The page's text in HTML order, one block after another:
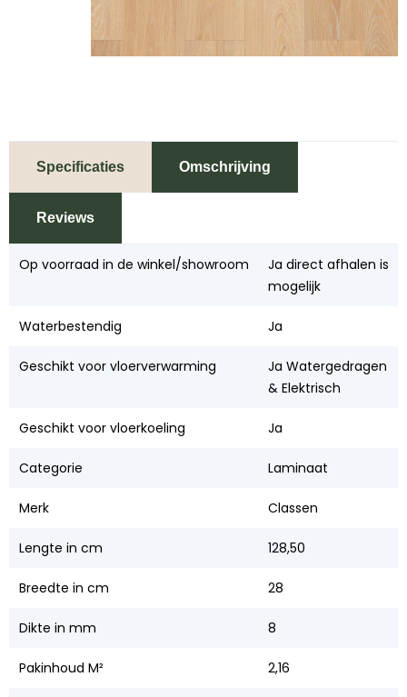
Specificaties Omschrijving
Reviews
Op voorraad in de winkel/showroom
Ja direct afhalen is
mogelijk
Waterbestendig Ja
Geschikt voor vloerverwarming
Ja Watergedragen
& Elektrisch
Geschikt voor vloerkoeling Ja
Categorie Laminaat
Merk Classen
Lengte in cm 128,50
Breedte in cm 28
Dikte in mm 8
Pakinhoud M² 2,16